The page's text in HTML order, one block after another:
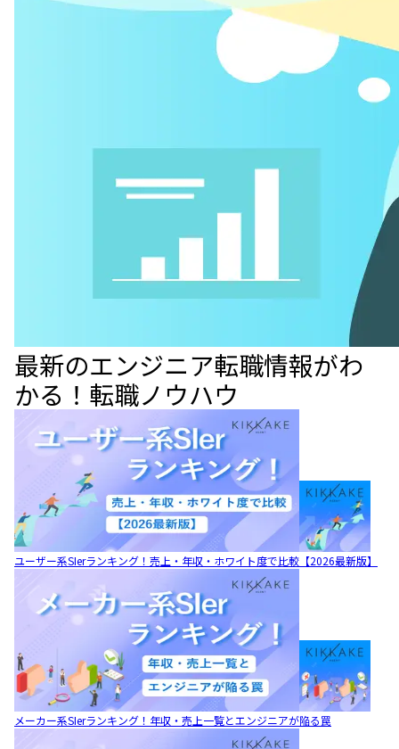
最新のエンジニア転職情報がわ
かる！ 転職ノウハウ
ユーザー系SIerランキング！売上・年収・ホワイト度で比較【2026最新版】
メーカー系SIerランキング！年収・売上一覧とエンジニアが陥る罠